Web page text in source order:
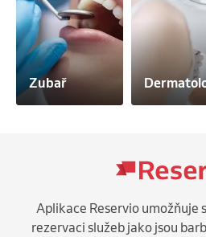
Zubař
Aplikace Reservio umožňuje
rezervaci služeb jako jsou